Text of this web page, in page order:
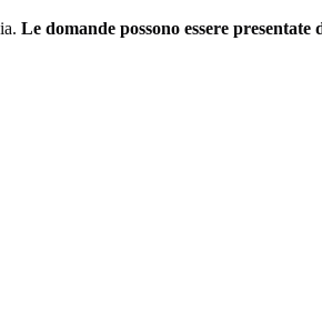
Le domande possono essere